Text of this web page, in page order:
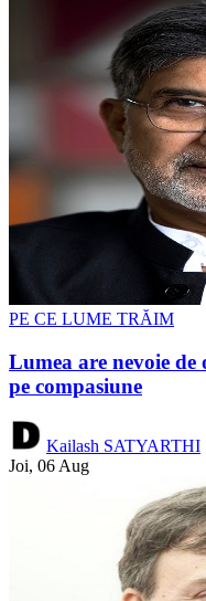
PE CE LUME TRĂIM
Lumea are nevoie
pe compasiune
Kailash SATYARTHI
Joi, 06 Aug